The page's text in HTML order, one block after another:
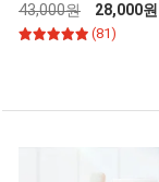
43,000원
28,000원
(81)